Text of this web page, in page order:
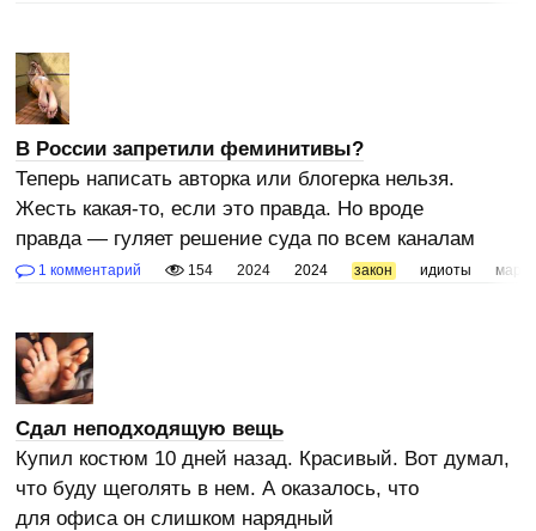
В России запретили феминитивы?
Теперь написать авторка или блогерка нельзя.
Жесть какая-то, если это правда. Но вроде
правда — гуляет решение суда по всем каналам
1 комментарий 154 2024 2024 закон идиоты
Сдал неподходящую вещь
Купил костюм 10 дней назад. Красивый. Вот думал,
что буду щеголять в нем. А оказалось, что
для офиса он слишком нарядный